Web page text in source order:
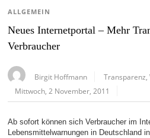
ALLGEMEIN
Neues Internetportal – Mehr
Verbraucher
Birgit Hoffmann Transparenz ,
Mittwoch, 2 November, 2011
Ab sofort können sich Verbraucher im
Lebensmittelwarnungen in Deutschland